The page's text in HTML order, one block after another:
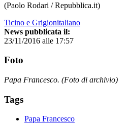
(Paolo Rodari / Repubblica.it)
Ticino e Grigionitaliano
News pubblicata il:
23/11/2016 alle 17:57
Foto
Papa Francesco. (Foto di archivio)
Tags
Papa Francesco